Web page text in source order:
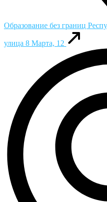
Образование без границ
улица 8 Марта, 12